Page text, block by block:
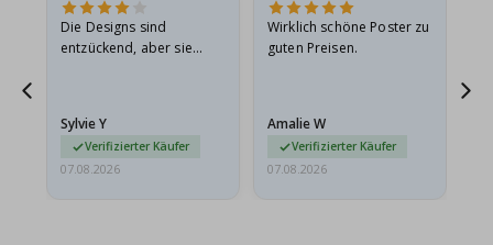
Die Designs sind
entzückend, aber sie
sie…
Sylvie Y
Verifizierter Käufer
07.08.2026
Wirklich schöne Poster zu
guten Preisen.
Amalie W
Verifizierter Käufer
07.08.2026